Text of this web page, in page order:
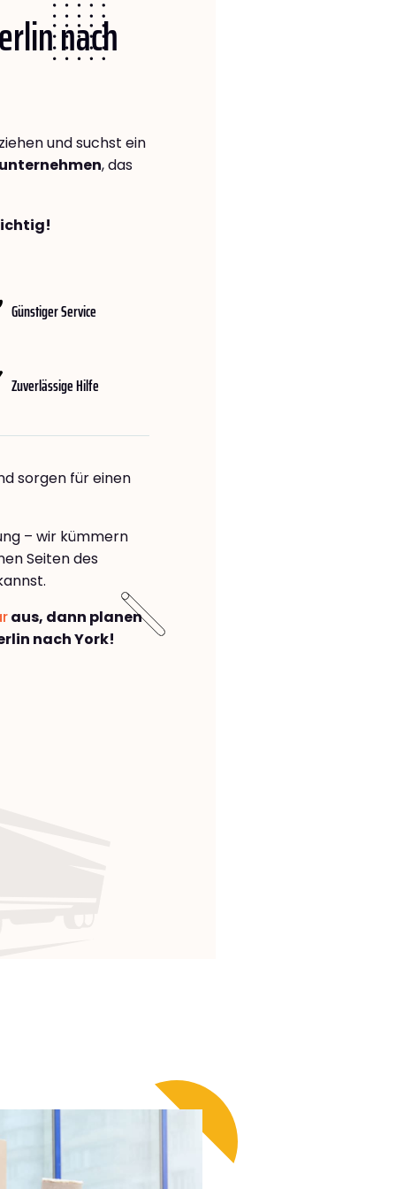
nach
und suchst ein
, das
Günstiger Service
Zuverlässige Hilfe
sorgen für einen
– wir kümmern
Seiten des
aus, dann planen
nach York!